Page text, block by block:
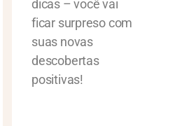
dicas – você vai
ficar surpreso com
suas novas
descobertas
positivas!